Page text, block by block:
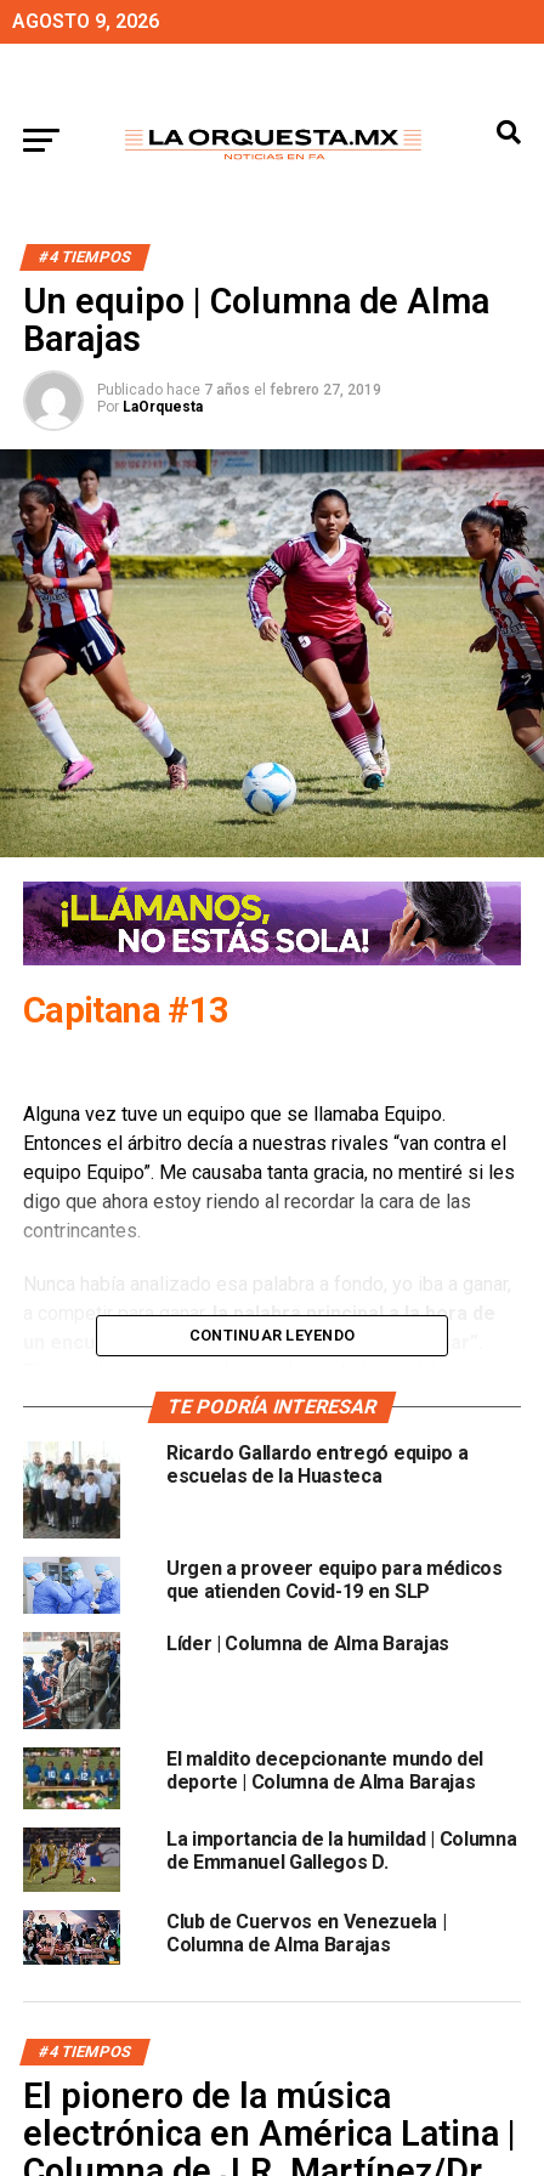
AGOSTO 9, 2026
#4 TIEMPOS
Un equipo | Columna de Alma
Barajas
Publicado hace 7 años el febrero 27, 2019
Por LaOrquesta
Capitana #13
Alguna vez tuve un equipo que se llamaba Equipo.
Entonces el árbitro decía a nuestras rivales “van contra el
equipo Equipo”. Me causaba tanta gracia, no mentiré si les
digo que ahora estoy riendo al recordar la cara de las
contrincantes.
Nunca había analizado esa palabra a fondo, yo iba a ganar,
a competir para ganar,la palabra principal a la hora de
un encuentro deportivo en mi cabeza era “ganar”.
importante dentro de una competencia en conjunto es:
Equipo.
Aprendí a unir, y a unirme, a tolerar y a alentar, a aplaudir los
aciertos y dejar que los errores se enmienden después de
un “puedes hacerlo mejor, hazlo”. La mentalidad principal
de un equipo claro que es ganar, pero para obtener un
miembro del grupo.
La banca, aquel espacio repudiado por muchos
profesionales ávidos de demostrar sus capacidades
deportivas dentro de un cuadro titular era la que más sufría
a la hora de sentirse parte del equipo. Los líderes,
aquellos que guiaban y empujaban a seguir sabían mediar
el momento.
A veces se dificulta entregar confianza a tu igual, pero
dentro de un grupo que tiene el mismo objetivo el cual se
basa en el éxito,
CONTINUAR LEYENDO
TE PODRÍA INTERESAR
Ricardo Gallardo entregó equipo a
escuelas de la Huasteca
Urgen a proveer equipo para médicos
que atienden Covid-19 en SLP
Líder | Columna de Alma Barajas
El maldito decepcionante mundo del
deporte | Columna de Alma Barajas
La importancia de la humildad | Columna
de Emmanuel Gallegos D.
Club de Cuervos en Venezuela |
Columna de Alma Barajas
#4 TIEMPOS
El pionero de la música
electrónica en América Latina |